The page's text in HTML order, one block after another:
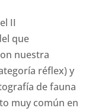
II
que
nuestra
réflex) y
de fauna
muy común en